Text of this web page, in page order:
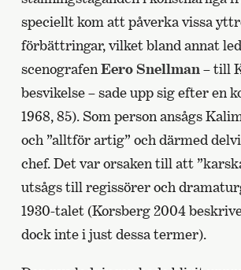
speciellt kom att påverka vissa
förbättringar, vilket bland annat
scenografen Eero Snellman – till
besvikelse – sade upp sig efter en
1968, 85). Som person ansågs
och ”alltför artig” och därmed
chef. Det var orsaken till att
utsågs till regissörer och
1930-talet (Korsberg 2004
dock inte i just dessa termer).